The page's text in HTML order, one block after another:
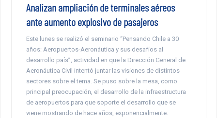
Analizan ampliación de terminales aéreos
ante aumento explosivo de pasajeros
Este lunes se realizó el seminario “Pensando Chile a 30
años: Aeropuertos-Aeronáutica y sus desafíos al
desarrollo país”, actividad en que la Dirección General de
Aeronáutica Civil intentó juntar las visiones de distintos
sectores sobre el tema. Se puso sobre la mesa, como
principal preocupación, el desarrollo de la infraestructura
de aeropuertos para que soporte el desarrollo que se
viene mostrando de hace años, exponencialmente.